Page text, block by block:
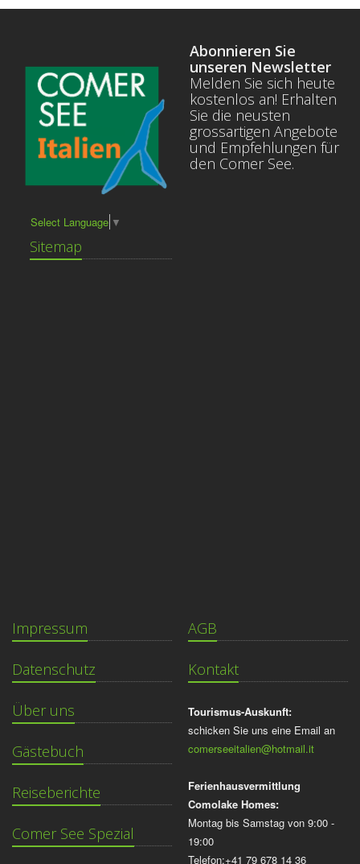
Select Language ▼
Sitemap
Abonnieren Sie
unseren Newsletter
Melden Sie sich heute
kostenlos an! Erhalten
Sie die neusten
grossartigen Angebote
und Empfehlungen für
den Comer See.
Impressum
Datenschutz
Über uns
Gästebuch
Reiseberichte
Comer See Spezial
AGB
Kontakt
Tourismus-Auskunft:
schicken Sie uns eine Email an
comerseeitalien@hotmail.it
Ferienhausvermittlung
Comolake Homes:
Montag bis Samstag von 9:00 -
19:00
Telefon:+41 79 678 14 36